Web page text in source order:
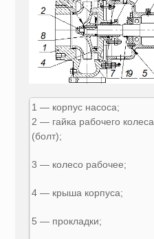
1 — корпус насоса;
2 — гайка рабочего колеса
(болт);
3 — колесо рабочее;
4 — крыша корпуса;
5 — прокладки;